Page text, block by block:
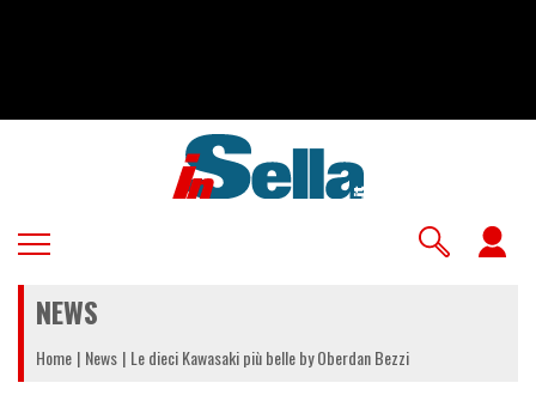
NEWS
Home News Le dieci Kawasaki più belle by Oberdan Bezzi